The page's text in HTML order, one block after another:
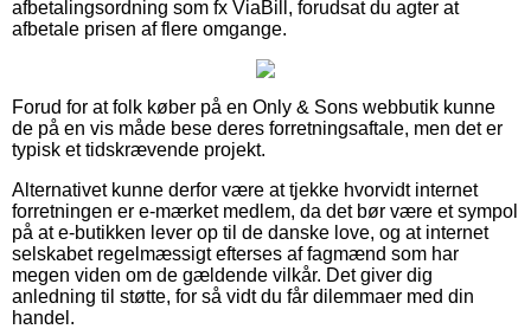
afbetalingsordning som fx ViaBill, forudsat du agter at
afbetale prisen af flere omgange.
Forud for at folk køber på en Only & Sons webbutik kunne
de på en vis måde bese deres forretningsaftale, men det er
typisk et tidskrævende projekt.
Alternativet kunne derfor være at tjekke hvorvidt internet
forretningen er e-mærket medlem, da det bør være et sympol
på at e-butikken lever op til de danske love, og at internet
selskabet regelmæssigt efterses af fagmænd som har
megen viden om de gældende vilkår. Det giver dig
anledning til støtte, for så vidt du får dilemmaer med din
handel.